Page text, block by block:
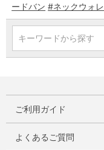
ードバン #ネックウォ
キーワードから探す
ご利用ガイド
よくあるご質問